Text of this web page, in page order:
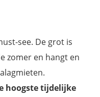
see. De grot is
zomer en hangt en
hoogste tijdelijke